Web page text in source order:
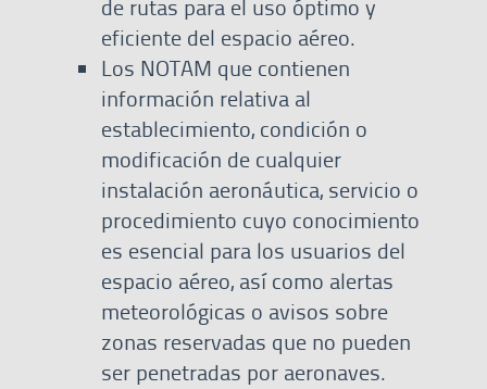
de rutas para el uso óptimo y
eficiente del espacio aéreo.
Los NOTAM que contienen
información relativa al
establecimiento, condición o
modificación de cualquier
instalación aeronáutica, servicio o
procedimiento cuyo conocimiento
es esencial para los usuarios del
espacio aéreo, así como alertas
meteorológicas o avisos sobre
zonas reservadas que no pueden
ser penetradas por aeronaves.